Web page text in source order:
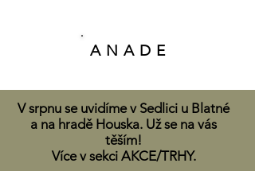
V srpnu se uvidíme v Sedlici u Blatné
a na hradě Houska. Už se na vás
těším!
Více v sekci AKCE/TRHY.
A N A D E